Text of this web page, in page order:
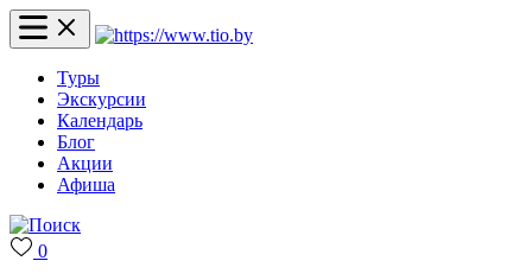
Туры
Экскурсии
Календарь
Блог
Акции
Афиша
0